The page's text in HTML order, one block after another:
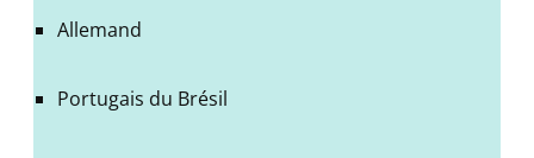
Allemand
Portugais du Brésil